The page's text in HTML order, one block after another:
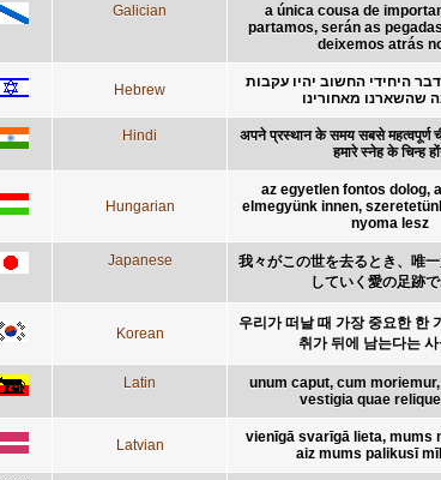
Galician
a única cousa de
partamos, serán as
deixemos atrás
Hebrew
היחידי החשוב יהיו עקבות
שהשארנו מאחורינו
Hindi
अपने प्रस्थान के समय सबसे महत्वपूर्ण
हमारे स्नेह के चिन्ह
Hungarian
az egyetlen fontos dolog,
elmegyünk innen,
nyoma lesz
Japanese
我々がこの世を去るとき、唯
していく愛の足跡
Korean
우리가 떠날 때 가장 중요한 한
취가 뒤에 남는다는
Latin
unum caput, cum
vestigia quae
Latvian
vienīgā svarīgā lieta, mums
aiz mums palikusī